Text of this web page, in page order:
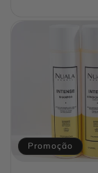
Promoção